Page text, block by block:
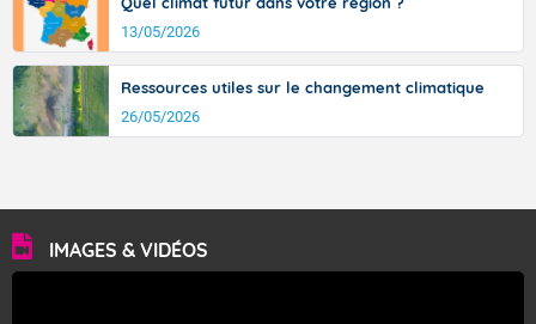
13/05/2026
Ressources utiles sur le changement climatique
26/05/2026
IMAGES & VIDÉOS